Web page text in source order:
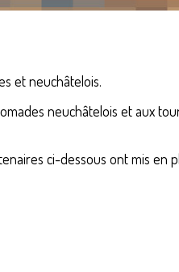
et neuchâtelois.
neuchâtelois et aux
ci-dessous ont mis